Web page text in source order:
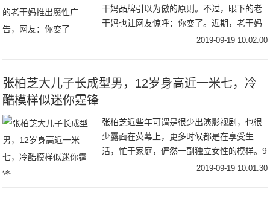
干妈品牌引以为傲的原则。不过，眼下的老
干妈也让网友惊呼：你变了。近期，老干妈
凭借一则魔性十足的广告走红网络。不仅如
2019-09-19 10:02:00
张柏芝大儿子长成型男，12岁身高近一米七，冷
酷模样似迷你霆锋
张柏芝近些年可谓是很少出演影视剧，也很
少露面在荧幕上，更多时候都是在享受生
活，忙于家庭，俨然一副独立女性的模样。9
月18日，张柏芝在社交平台分享了自己出海
2019-09-19 10:01:30